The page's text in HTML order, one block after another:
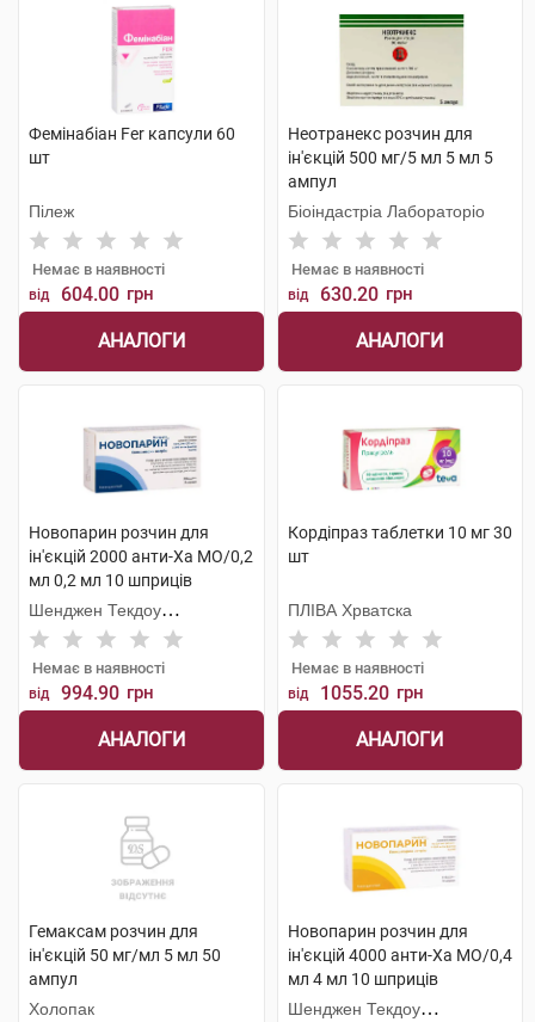
Фемінабіан Fer капсули 60
шт
Пілеж
Немає в наявності
від 604.00 грн
АНАЛОГИ
Неотранекс розчин для
ін'єкцій 500 мг/5 мл 5 мл 5
ампул
Біоіндастріа Лабораторіо
Немає в наявності
від 630.20 грн
АНАЛОГИ
Новопарин розчин для
ін'єкцій 2000 анти-Ха МО/0,2
мл 0,2 мл 10 шприців
Шенджен Текдоу
Фармасьютикал
Немає в наявності
від 994.90 грн
АНАЛОГИ
Кордіпраз таблетки 10 мг 30
шт
ПЛІВА Хрватска
Немає в наявності
від 1055.20 грн
АНАЛОГИ
Гемаксам розчин для
ін'єкцій 50 мг/мл 5 мл 50
ампул
Холопак
Новопарин розчин для
ін'єкцій 4000 анти-Ха МО/0,4
мл 4 мл 10 шприців
Шенджен Текдоу